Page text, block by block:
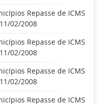
Repasse de ICMS
02/2008
Repasse de ICMS
02/2008
Repasse de ICMS
02/2008
Repasse de ICMS